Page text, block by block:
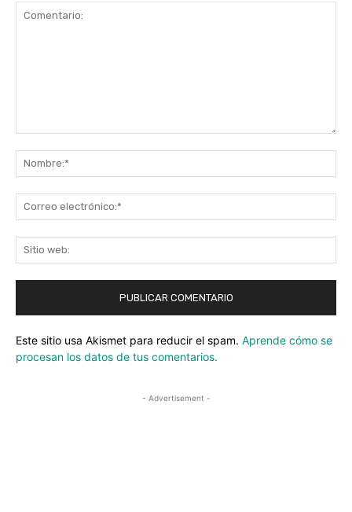
Este sitio usa Akismet para reducir el spam. Aprende cómo se
procesan los datos de tus comentarios.
- Advertisement -